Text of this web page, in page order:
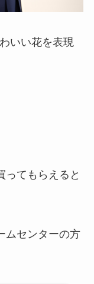
いい花を表現
ってもらえると
ムセンターの方